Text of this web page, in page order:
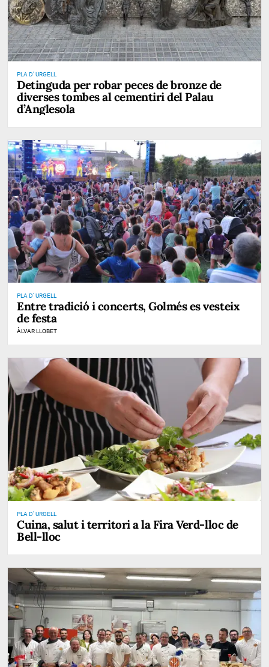
PLA D' URGELL
Detinguda per robar peces de bronze de
diverses tombes al cementiri del Palau
d’Anglesola
PLA D' URGELL
Entre tradició i concerts, Golmés es vesteix
de festa
ÀLVAR LLOBET
PLA D' URGELL
Cuina, salut i territori a la Fira Verd-lloc de
Bell-lloc